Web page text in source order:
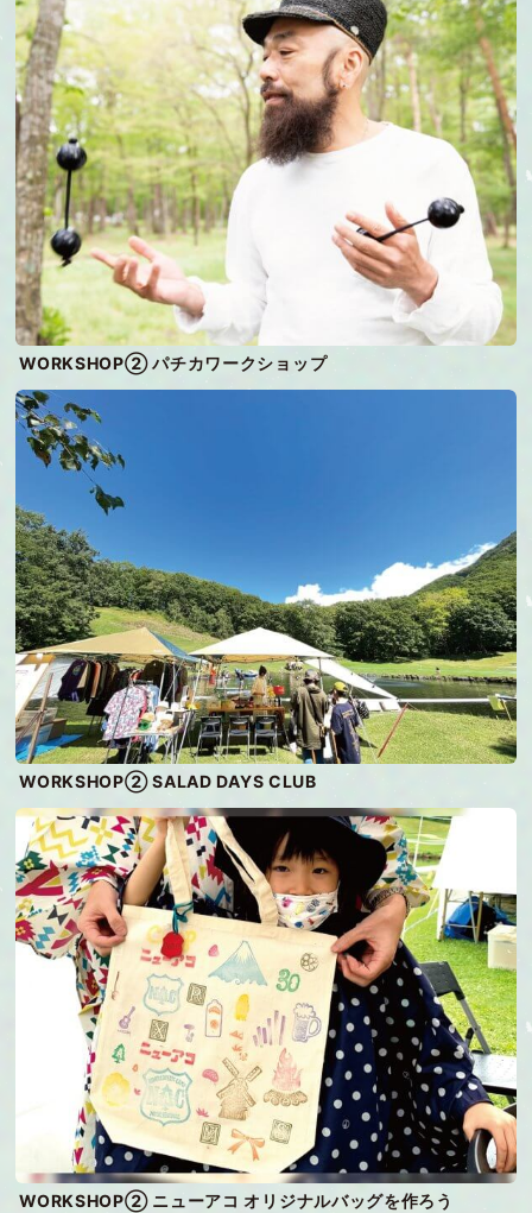
WORKSHOP② パチカワークショップ
WORKSHOP② SALAD DAYS CLUB
WORKSHOP② ニューアコ オリジナルバッグを作ろう